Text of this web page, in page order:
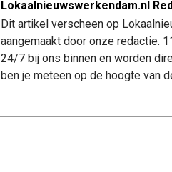
Lokaalnieuwswerkendam.nl
Dit artikel verscheen op
aangemaakt door onze redactie.
24/7 bij ons binnen en worden
ben je meteen op de hoogte van